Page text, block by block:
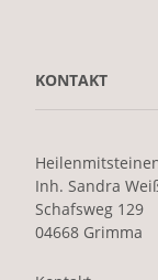
KONTAKT
Inh. Sandra
Schafsweg 129
04668 Grimma